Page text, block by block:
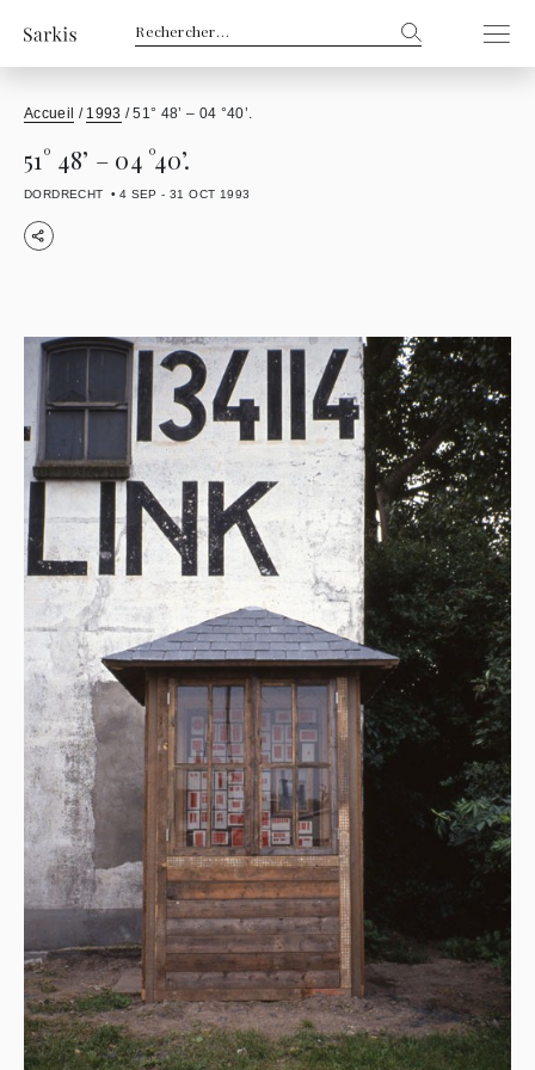
Rechercher :
Accueil / 1993 /51° 48’ – 04 °40’.
51° 48’ – 04 °40’.
DORDRECHT 4 SEP - 31 OCT 1993